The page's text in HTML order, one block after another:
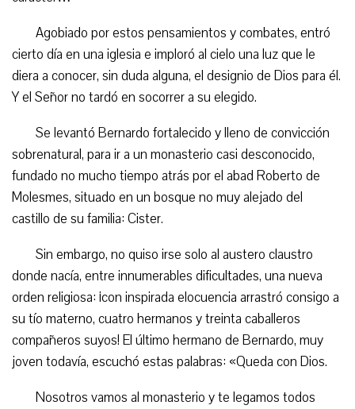
Agobiado por estos pensamientos y combates, entró
cierto día en una iglesia e imploró al cielo una luz que le
diera a conocer, sin duda alguna, el designio de Dios para él.
Y el Señor no tardó en socorrer a su elegido.
Se levantó Bernardo fortalecido y lleno de convicción
sobrenatural, para ir a un monasterio casi desconocido,
fundado no mucho tiempo atrás por el abad Roberto de
Molesmes, situado en un bosque no muy alejado del
castillo de su familia: Cister.
Sin embargo, no quiso irse solo al austero claustro
donde nacía, entre innumerables dificultades, una nueva
orden religiosa: ¡con inspirada elocuencia arrastró consigo a
su tío materno, cuatro hermanos y treinta caballeros
compañeros suyos! El último hermano de Bernardo, muy
joven todavía, escuchó estas palabras: «Queda con Dios.
Nosotros vamos al monasterio y te legamos todos